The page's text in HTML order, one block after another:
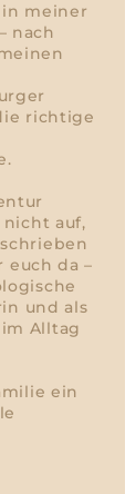
meiner
nach
richtige
auf,
da –
und als
Alltag
ein